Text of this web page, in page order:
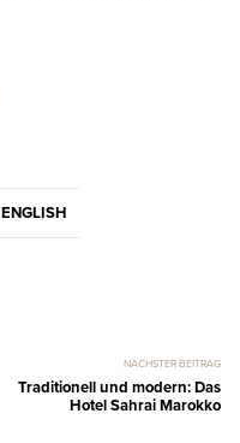
ENGLISH
NÄCHSTER BEITRAG
Traditionell und modern: Das
Hotel Sahrai Marokko